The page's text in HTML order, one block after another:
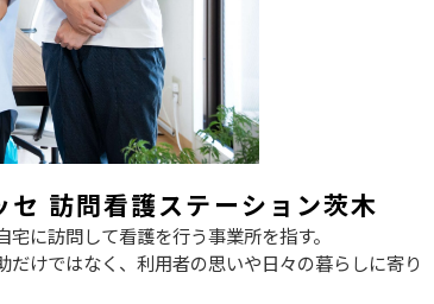
訪問看護ステーション茨木
に訪問して看護を行う事業所を指す。
けではなく、利用者の思いや日々の暮らしに寄り